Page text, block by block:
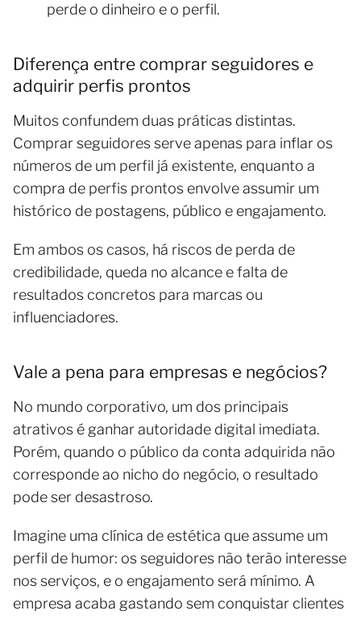
perde o dinheiro e o perfil.
Diferença entre comprar seguidores e
adquirir perfis prontos
Muitos confundem duas práticas distintas.
Comprar seguidores serve apenas para inflar os
números de um perfil já existente, enquanto a
compra de perfis prontos envolve assumir um
histórico de postagens, público e engajamento.
Em ambos os casos, há riscos de perda de
credibilidade, queda no alcance e falta de
resultados concretos para marcas ou
influenciadores.
Vale a pena para empresas e negócios?
No mundo corporativo, um dos principais
atrativos é ganhar autoridade digital imediata.
Porém, quando o público da conta adquirida não
corresponde ao nicho do negócio, o resultado
pode ser desastroso.
Imagine uma clínica de estética que assume um
perfil de humor: os seguidores não terão interesse
nos serviços, e o engajamento será mínimo. A
empresa acaba gastando sem conquistar clientes